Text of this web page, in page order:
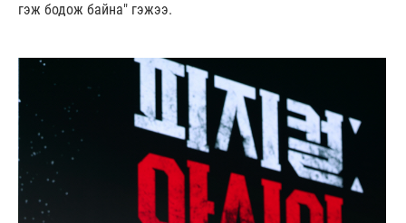
гэж бодож байна" гэжээ.